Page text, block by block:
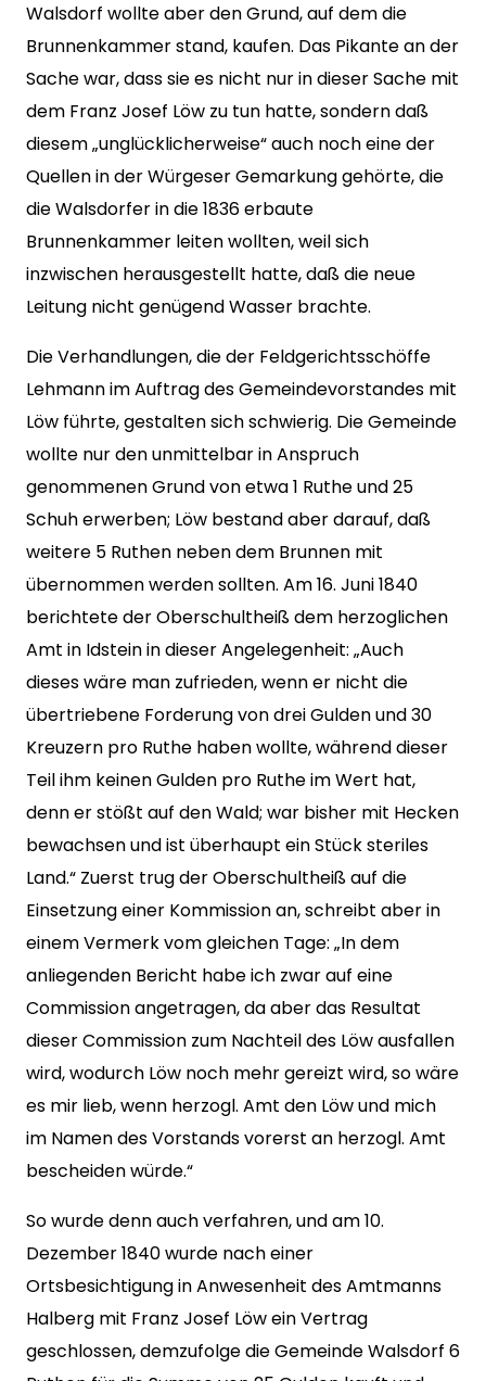
Walsdorf wollte aber den Grund, auf dem die
Brunnenkammer stand, kaufen. Das Pikante an der
Sache war, dass sie es nicht nur in dieser Sache mit
dem Franz Josef Löw zu tun hatte, sondern daß
diesem „unglücklicherweise“ auch noch eine der
Quellen in der Würgeser Gemarkung gehörte, die
die Walsdorfer in die 1836 erbaute
Brunnenkammer leiten wollten, weil sich
inzwischen herausgestellt hatte, daß die neue
Leitung nicht genügend Wasser brachte.
Die Verhandlungen, die der Feldgerichtsschöffe
Lehmann im Auftrag des Gemeindevorstandes mit
Löw führte, gestalten sich schwierig. Die Gemeinde
wollte nur den unmittelbar in Anspruch
genommenen Grund von etwa 1 Ruthe und 25
Schuh erwerben; Löw bestand aber darauf, daß
weitere 5 Ruthen neben dem Brunnen mit
übernommen werden sollten. Am 16. Juni 1840
berichtete der Oberschultheiß dem herzoglichen
Amt in Idstein in dieser Angelegenheit: „Auch
dieses wäre man zufrieden, wenn er nicht die
übertriebene Forderung von drei Gulden und 30
Kreuzern pro Ruthe haben wollte, während dieser
Teil ihm keinen Gulden pro Ruthe im Wert hat,
denn er stößt auf den Wald; war bisher mit Hecken
bewachsen und ist überhaupt ein Stück steriles
Land.“ Zuerst trug der Oberschultheiß auf die
Einsetzung einer Kommission an, schreibt aber in
einem Vermerk vom gleichen Tage: „In dem
anliegenden Bericht habe ich zwar auf eine
Commission angetragen, da aber das Resultat
dieser Commission zum Nachteil des Löw ausfallen
wird, wodurch Löw noch mehr gereizt wird, so wäre
es mir lieb, wenn herzogl. Amt den Löw und mich
im Namen des Vorstands vorerst an herzogl. Amt
bescheiden würde.“
So wurde denn auch verfahren, und am 10.
Dezember 1840 wurde nach einer
Ortsbesichtigung in Anwesenheit des Amtmanns
Halberg mit Franz Josef Löw ein Vertrag
geschlossen, demzufolge die Gemeinde Walsdorf 6